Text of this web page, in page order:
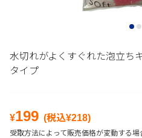
水切れがよくすぐれた泡立ち
タイプ
¥199 (税込¥218)
受取方法によって販売価格が変動する場